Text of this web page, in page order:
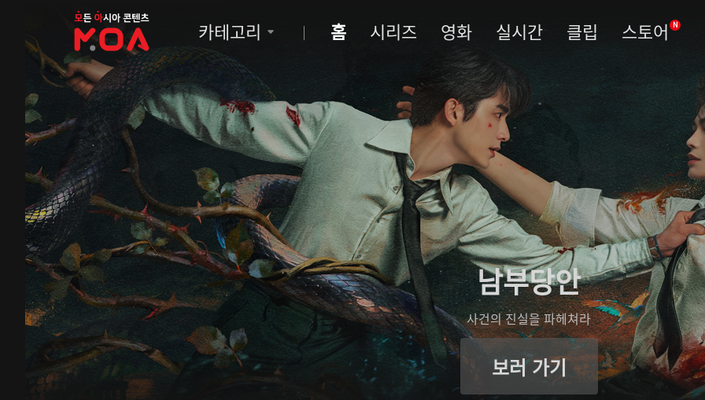
MOA
카테고리 홈 시리즈 영화 실시간 클립 스토어 N
남부당안
사건의 진실을 파헤쳐라
보러 가기